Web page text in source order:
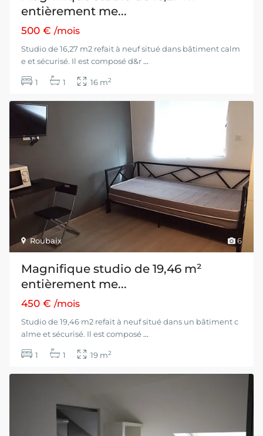
entièrement me...
500 €/mois
Studio de 16,27 m2 refait à neuf situé dans bâtiment calm
e et sécurisé. Il est composé d&r ...
1 1 16 m2
6
Roubaix
Magnifique studio de 19,46 m²
entièrement me...
450 €/mois
Studio de 19,46 m2 refait à neuf situé dans un bâtiment c
alme et sécurisé. Il est composé ...
1 1 19 m2